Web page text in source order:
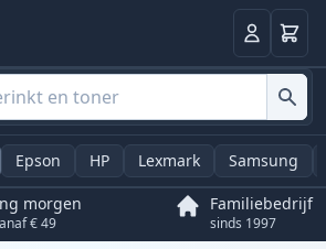
Log in
Epson HP Lexmark Samsung
morgen
€ 49
Familiebedrijf
sinds 1997